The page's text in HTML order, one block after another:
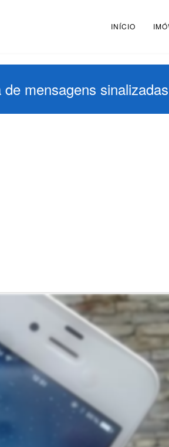
INÍCIO
mensagens